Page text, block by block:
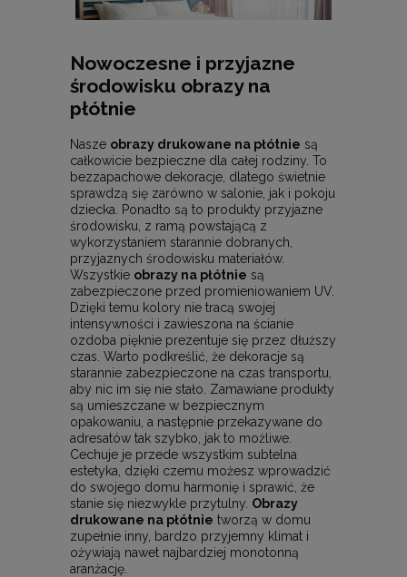
Nowoczesne i przyjazne
środowisku obrazy na
płótnie
Nasze obrazy drukowane na płótnie są
całkowicie bezpieczne dla całej rodziny. To
bezzapachowe dekoracje, dlatego świetnie
sprawdzą się zarówno w salonie, jak i pokoju
dziecka. Ponadto są to produkty przyjazne
środowisku, z ramą powstającą z
wykorzystaniem starannie dobranych,
przyjaznych środowisku materiałów.
Wszystkie obrazy na płótnie są
zabezpieczone przed promieniowaniem UV.
Dzięki temu kolory nie tracą swojej
intensywności i zawieszona na ścianie
ozdoba pięknie prezentuje się przez dłuższy
czas. Warto podkreślić, że dekoracje są
starannie zabezpieczone na czas transportu,
aby nic im się nie stało. Zamawiane produkty
są umieszczane w bezpiecznym
opakowaniu, a następnie przekazywane do
adresatów tak szybko, jak to możliwe.
Cechuje je przede wszystkim subtelna
estetyka, dzięki czemu możesz wprowadzić
do swojego domu harmonię i sprawić, że
stanie się niezwykle przytulny. Obrazy
drukowane na płótnie tworzą w domu
zupełnie inny, bardzo przyjemny klimat i
ożywiają nawet najbardziej monotonną
aranżację.